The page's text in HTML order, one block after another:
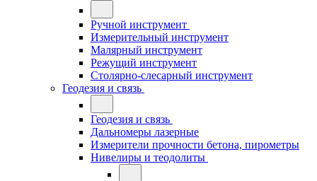
Ручной инструмент
Измерительный инструмент
Малярный инструмент
Режущий инструмент
Столярно-слесарный инструмент
Геодезия и связь
Геодезия и связь
Дальномеры лазерные
Измерители прочности бетона, пирометры
Нивелиры и теодолиты